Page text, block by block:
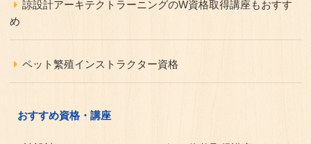
諒設計アーキテクトラーニングのW資格取得講座もおすす
め
ペット繁殖インストラクター資格
おすすめ資格・講座